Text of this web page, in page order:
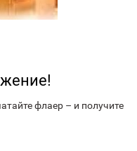
флаер – и получите